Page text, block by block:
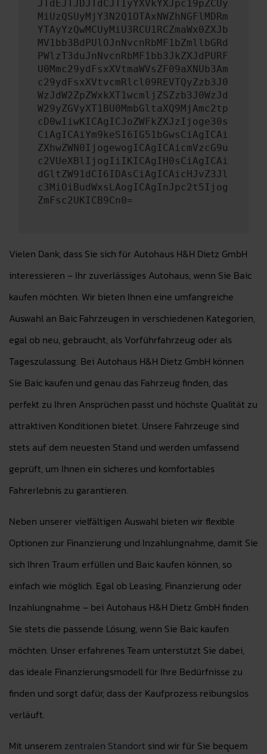
JTdEJTJDJTdCJTIyYXVkYXJpc19pZCUy
MiUzQSUyMjY3N2Q1OTAxNWZhNGFlMDRm
YTAyYzQwMCUyMiU3RCU1RCZmaWx0ZXJb
MV1bb3BdPUlOJnNvcnRbMF1bZmllbGRd
PWlzT3duJnNvcnRbMF1bb3JkZXJdPURF
U0Mmc29ydFsxXVtmaWVsZF09aXNUb3Am
c29ydFsxXVtvcmRlcl09REVTQyZzb3J0
WzJdW2ZpZWxkXT1wcmljZSZzb3J0WzJd
W29yZGVyXT1BU0MmbGltaXQ9MjAmc2tp
cD0wIiwKICAgICJoZWFkZXJzIjoge30s
CiAgICAiYm9keSI6IG51bGwsCiAgICAi
ZXhwZWN0IjogewogICAgICAicmVzcG9u
c2VUeXBlIjogIiIKICAgIH0sCiAgICAi
dGltZW91dCI6IDAsCiAgICAicHJvZ3Jl
c3MiOiBudWxsLAogICAgInJpc2t5Ijog
ZmFsc2UKICB9Cn0=
Vielen Dank, dass Sie sich für Autohaus H&H Dietz GmbH
interessieren – Ihr zuverlässiges Autohaus, wenn Sie Baic
kaufen möchten. Wir bieten Ihnen eine umfangreiche
Auswahl an Baic Fahrzeugen in verschiedenen Kategorien,
egal ob neu, gebraucht, als Vorführfahrzeug oder als
Tageszulassung. Bei Autohaus H&H Dietz GmbH können
Sie Baic kaufen und genau das Fahrzeug finden, das
perfekt zu Ihren Ansprüchen passt und höchste Qualität zu
attraktiven Konditionen bietet. Unsere Fahrzeuge sind
stets auf dem neuesten Stand und werden umfassend
geprüft, um Ihnen ein sicheres und komfortables
Fahrerlebnis zu garantieren.
Neben unserer vielfältigen Auswahl bieten wir flexible
Optionen zur Finanzierung und Inzahlungnahme, damit Sie
sich Ihren Traum erfüllen und Baic kaufen können, so
einfach wie möglich. Egal ob Leasing, Finanzierung oder
Inzahlungnahme – bei Autohaus H&H Dietz GmbH finden
Sie stets die passende Lösung, wenn Sie Baic kaufen
möchten. Unser erfahrenes Team unterstützt Sie dabei,
das ideale Finanzierungsmodell für Ihre Bedürfnisse zu
finden und sorgt dafür, dass der Kaufprozess reibungslos
verläuft.
Mit unserem zentralen Standort sind wir für Sie bequem